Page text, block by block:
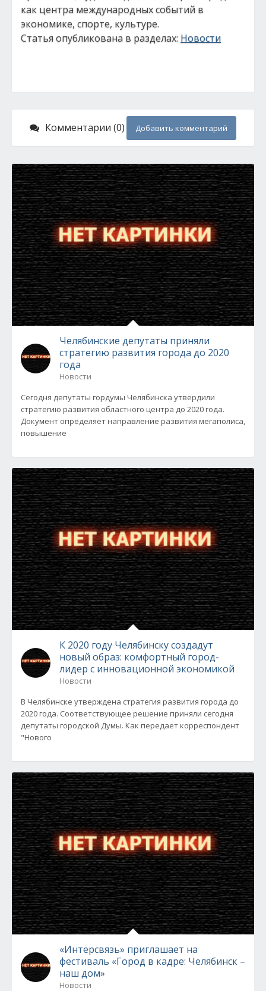
как центра международных событий в
экономике, спорте, культуре.
Статья опубликована в разделах: Новости
Комментарии (0) Добавить комментарий
Челябинские депутаты приняли
стратегию развития города до 2020
года
Новости
Сегодня депутаты гордумы Челябинска утвердили
стратегию развития областного центра до 2020 года.
Документ определяет направление развития мегаполиса,
повышение
К 2020 году Челябинску создадут
новый образ: комфортный город-
лидер с инновационной экономикой
Новости
В Челябинске утверждена стратегия развития города до
2020 года. Соответствующее решение приняли сегодня
депутаты городской Думы. Как передает корреспондент
"Нового
«Интерсвязь» приглашает на
фестиваль «Город в кадре: Челябинск –
наш дом»
Новости